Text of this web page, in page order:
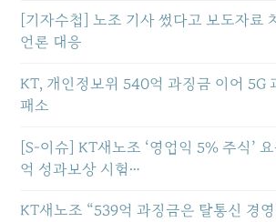
[기자수첩] 노조 기사 썼다고 보도자료
언론 대응
KT, 개인정보위 540억 과징금 이어 5G
패소
[S-이슈] KT새노조 ‘영업익 5% 주식’
억 성과보상 시험…
KT새노조 “539억 과징금은 탈통신 경